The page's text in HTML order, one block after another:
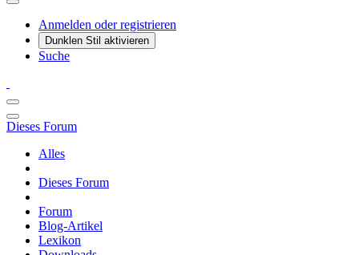
Anmelden oder registrieren
Dunklen Stil aktivieren
Suche
Dieses Forum
Alles
Dieses Forum
Forum
Blog-Artikel
Lexikon